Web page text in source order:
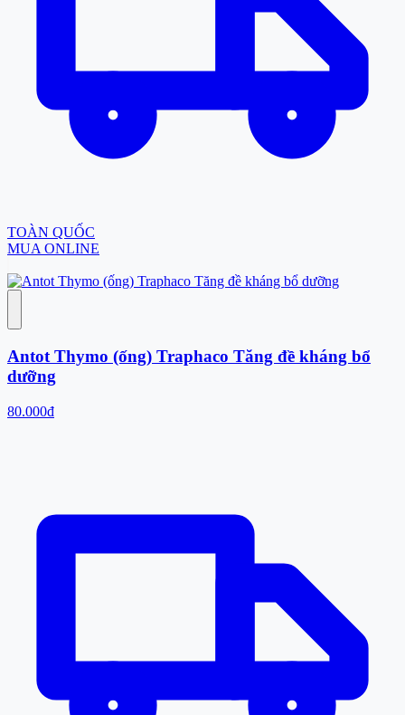
TOÀN QUỐC
MUA ONLINE
Antot Thymo (ống) Traphaco Tăng đề kháng bổ
dưỡng
80.000đ